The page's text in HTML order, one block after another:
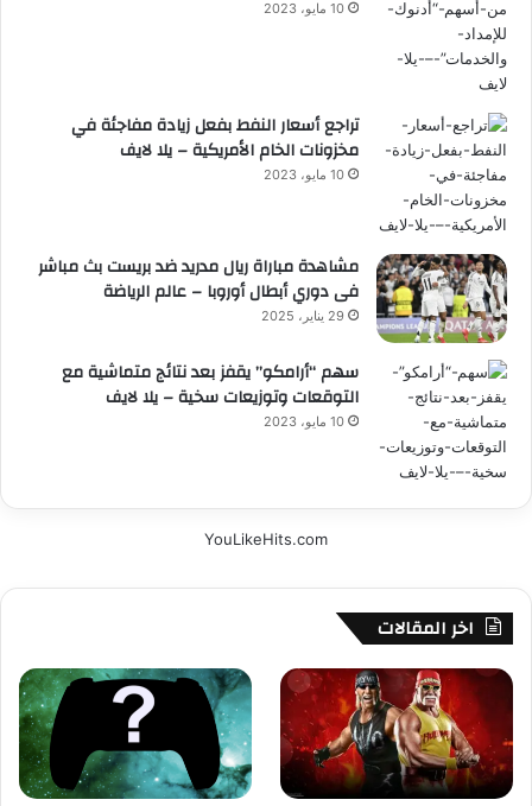
10 مايو، 2023
تراجع أسعار النفط بفعل زيادة مفاجئة في
مخزونات الخام الأمريكية – يلا لايف
10 مايو، 2023
مشاهدة مباراة ريال مدريد ضد بريست بث مباشر
فى دوري أبطال أوروبا – عالم الرياضة
29 يناير، 2025
سهم “أرامكو” يقفز بعد نتائج متماشية مع
التوقعات وتوزيعات سخية – يلا لايف
10 مايو، 2023
YouLikeHits.com
اخر المقالات